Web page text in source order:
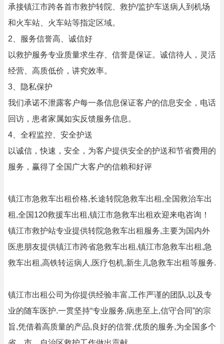
承接镇江市跨各首市救护转院、救护/监护车送病人到机场
和火车站、火车站等指定区域。
2、服务信誉高、诚信好
以救护服务专业质量求生存、信誉是保证。诚信待人，灵活
经营、高质低价，讲究效率。
3、隐私保护
我们承诺不泄露客户每一条信息保证客户的信息安全，电话
回访，患者家属如实反馈服务信息。
4、全程监控、安全护送
以诚信，快速，安全，为客户提供安全的护送和节省费用的
服务，赢得了全国广大客户的信賴和好评
镇江市急救车出租价格,长途转院急救车出租,全国救治车出
租,全国120救援车出租,镇江市急救车出租欢迎来电咨询！
镇江市救护站专业提供转院急救车出租服务,主要为国内外
医患朋友提供镇江市跨省急救车出租,镇江市急救车出租,急
救车出租,高铁转运病人,医疗包机,新生儿急救车出租等服务.
镇江市出租公司为你提供经验丰富,工作严谨的团队,以及专
业的随车医护.一贯坚持“专业服务,病患至上,信守合同”的宗
旨,凭借着高质量的产品,良好的信誉,优质的服务,为全国多个